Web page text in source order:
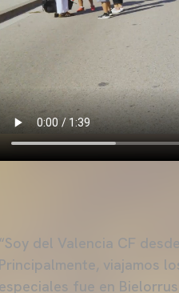
“Soy del Valencia CF
Principalmente, viajamos
especiales fue en